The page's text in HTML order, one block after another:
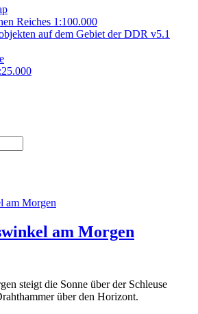
Reiches 1:100.000
auf dem Gebiet der DDR v5.1
am Morgen
steigt die Sonne über der Schleuse
über den Horizont.